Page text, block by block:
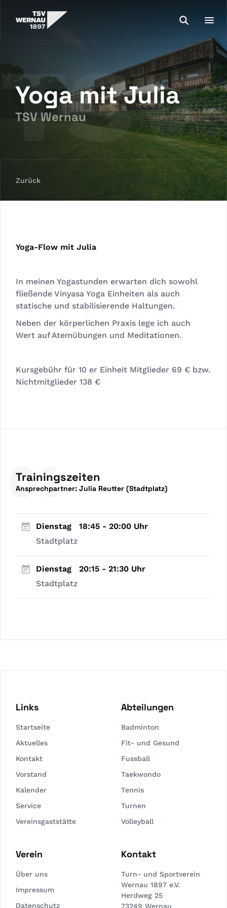
Yoga mit Julia
TSV Wernau
Zurück
Yoga-Flow mit Julia
In meinen Yogastunden erwarten dich sowohl
fließende Vinyasa Yoga Einheiten als auch
statische und stabilisierende Haltungen.
Neben der körperlichen Praxis lege ich auch
Wert auf Atemübungen und Meditationen.
Kursgebühr für 10 er Einheit Mitglieder 69 € bzw.
Nichtmitglieder 138 €
01
Trainingszeiten
Ansprechpartner: Julia Reutter (Stadtplatz)
Dienstag
18:45 - 20:00 Uhr
Stadtplatz
Dienstag
20:15 - 21:30 Uhr
Stadtplatz
Links
Startseite
Aktuelles
Kontakt
Vorstand
Kalender
Service
Vereinsgaststätte
Abteilungen
Badminton
Fit- und Gesund
Fussball
Taekwondo
Tennis
Turnen
Volleyball
Verein
Über uns
Impressum
Datenschutz
Kontakt
Turn- und Sportverein
Wernau 1897 e.V.
Herdweg 25
73249 Wernau